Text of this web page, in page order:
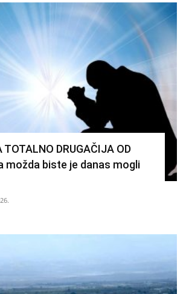
TOTALNO DRUGAČIJA OD
a možda biste je danas mogli